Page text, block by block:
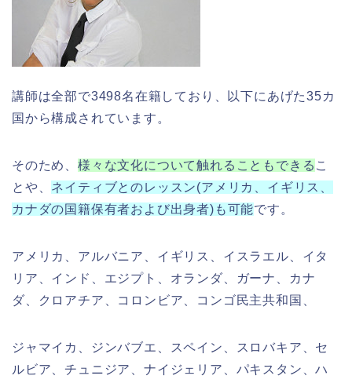
講師は全部で3498名在籍しており、以下にあげた35カ
国から構成されています。
そのため、 様々な文化について触れることもできる こ
とや、 ネイティブとのレッスン(アメリカ、イギリス、
カナダの国籍保有者および出身者)も可能です。
アメリカ、アルバニア、イギリス、イスラエル、イタ
リア、インド、エジプト、オランダ、ガーナ、カナ
ダ、クロアチア、コロンビア、コンゴ民主共和国、
ジャマイカ、ジンバブエ、スペイン、スロバキア、セ
ルビア、チュニジア、ナイジェリア、パキスタン、ハ